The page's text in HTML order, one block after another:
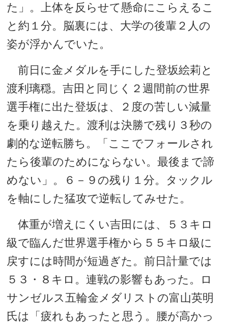
た」。上体を反らせて懸命にこらえるこ
と約１分。脳裏には、大学の後輩２人の
姿が浮かんでいた。
前日に金メダルを手にした登坂絵莉と
渡利璃穏。吉田と同じく２週間前の世界
選手権に出た登坂は、２度の苦しい減量
を乗り越えた。渡利は決勝で残り３秒の
劇的な逆転勝ち。「ここでフォールされ
たら後輩のためにならない。最後まで諦
めない」。６－９の残り１分。タックル
を軸にした猛攻で逆転してみせた。
体重が増えにくい吉田には、５３キロ
級で臨んだ世界選手権から５５キロ級に
戻すには時間が短過ぎた。前日計量では
５３・８キロ。連戦の影響もあった。ロ
サンゼルス五輪金メダリストの富山英明
氏は「疲れもあったと思う。腰が高かっ